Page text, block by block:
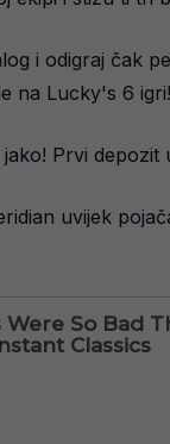
i odigraj čak
na Lucky's 6 igri!
Prvi
uvijek